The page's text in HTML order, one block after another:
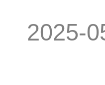
2025-